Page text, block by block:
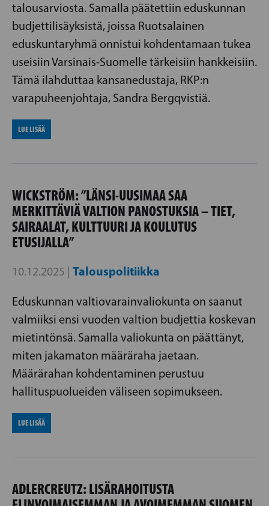
talousarviosta. Samalla päätettiin eduskunnan
budjettilisäyksistä, joissa Ruotsalainen
eduskuntaryhmä onnistui kohdentamaan tukea
useisiin Varsinais-Suomelle tärkeisiin hankkeisiin.
Tämä ilahduttaa kansanedustaja, RKP:n
varapuheenjohtaja, Sandra Bergqvistiä.
LUE LISÄÄ
WICKSTRÖM: ”LÄNSI-UUSIMAA SAA
MERKITTÄVIÄ VALTION PANOSTUKSIA – TIET,
SAIRAALAT, KULTTUURI JA KOULUTUS
ETUSIJALLA”
10.12.2025 | Talouspolitiikka
Eduskunnan valtiovarainvaliokunta on saanut
valmiiksi ensi vuoden valtion budjettia koskevan
mietintönsä. Samalla valiokunta on päättänyt,
miten jakamaton määräraha jaetaan.
Määrärahan kohdentaminen perustuu
hallituspuolueiden väliseen sopimukseen.
LUE LISÄÄ
ADLERCREUTZ: LISÄRAHOITUSTA